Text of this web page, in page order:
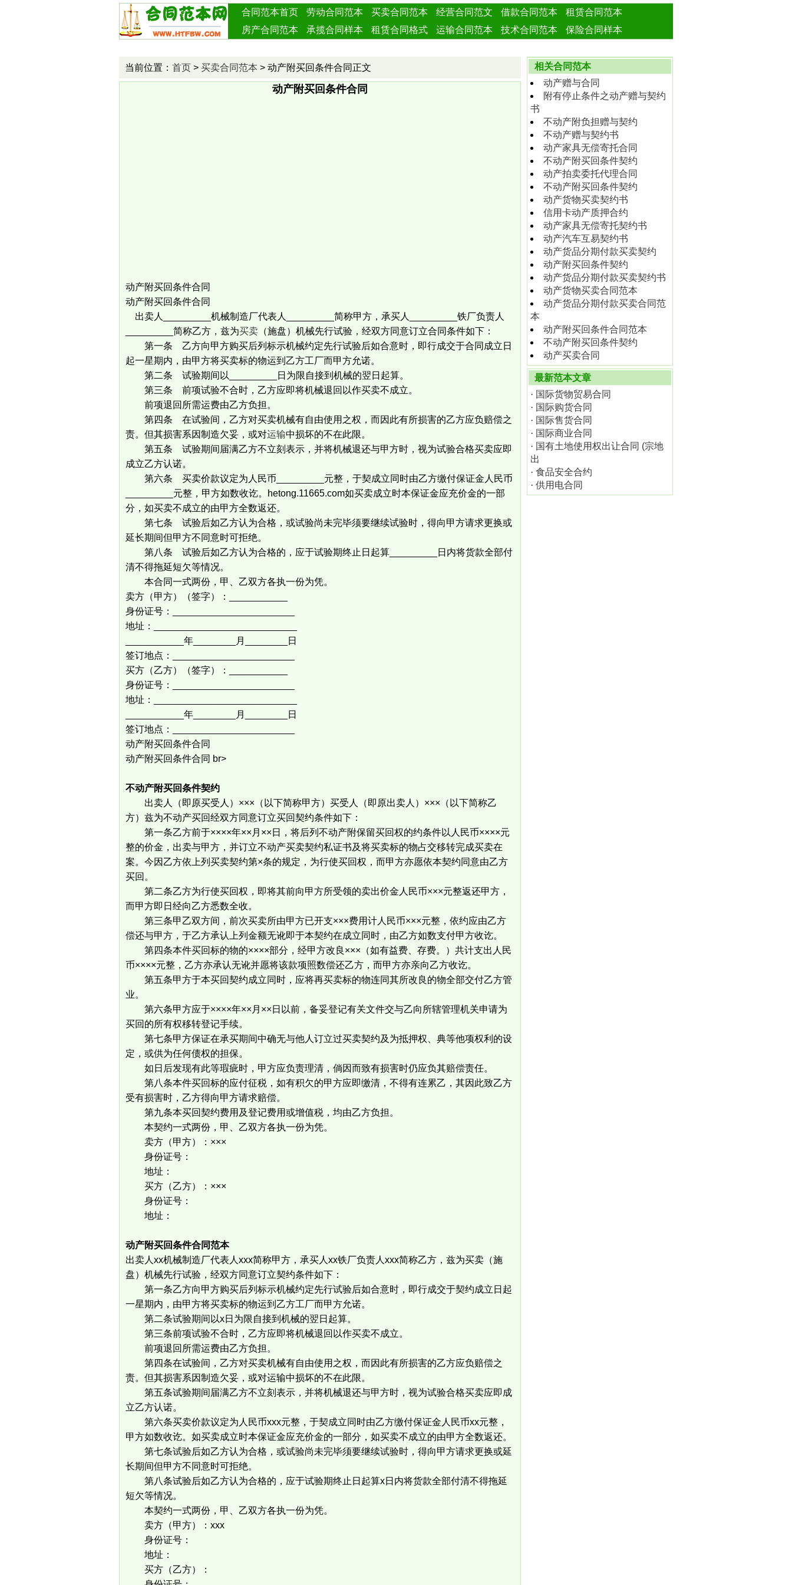
合同范本首页 劳动合同范本 买卖合同范本 经营合同范文 借款合同范本
租赁合同范本
房产合同范本
承揽合同样本 租赁合同格式 运输合同范本 技术合同范本
保险合同样本
当前位置： 首页 > 买卖合同范本 > 动产附买回条件合同正文
动产附买回条件合同
动产附买回条件合同
动产附买回条件合同
出卖人_________机械制造厂代表人_________简称甲方，承买人_________铁厂负责人
_________简称乙方，兹为买卖 （施盘）机械先行试验，经双方同意订立合同条件如下：
第一条 乙方向甲方购买后列标示机械约定先行试验后如合意时，即行成交于合同成立日
起一星期内，由甲方将买卖标的物运到乙方工厂而甲方允诺。
第二条 试验期间以_________日为限自接到机械的翌日起算。
第三条 前项试验不合时，乙方应即将机械退回以作买卖不成立。
前项退回所需运费由乙方负担。
第四条 在试验间，乙方对买卖机械有自由使用之权，而因此有所损害的乙方应负赔偿之
责。但其损害系因制造欠妥，或对运输中损坏的不在此限。
第五条 试验期间届满乙方不立刻表示，并将机械退还与甲方时，视为试验合格买卖应即
成立乙方认诺。
第六条 买卖价款议定为人民币_________元整，于契成立同时由乙方缴付保证金人民币
_________元整，甲方如数收讫。hetong.11665.com如买卖成立时本保证金应充价金的一部
分，如买卖不成立的由甲方全数返还。
第七条 试验后如乙方认为合格，或试验尚未完毕须要继续试验时，得向甲方请求更换或
延长期间但甲方不同意时可拒绝。
第八条 试验后如乙方认为合格的，应于试验期终止日起算_________日内将货款全部付
清不得拖延短欠等情况。
本合同一式两份，甲、乙双方各执一份为凭。
卖方（甲方）（签字）：___________
身份证号：_______________________
地址：___________________________
___________年________月________日
签订地点：_______________________
买方（乙方）（签字）：___________
身份证号：_______________________
地址：___________________________
___________年________月________日
签订地点：_______________________
动产附买回条件合同
动产附买回条件合同 br>
不动产附买回条件契约
出卖人（即原买受人）×××（以下简称甲方）买受人（即原出卖人）×××（以下简称乙
方）兹为不动产买回经双方同意订立买回契约条件如下：
第一条乙方前于××××年××月××日，将后列不动产附保留买回权的约条件以人民币××××元
整的价金，出卖与甲方，并订立不动产买卖契约私证书及将买卖标的物占交移转完成买卖在
案。今因乙方依上列买卖契约第×条的规定，为行使买回权，而甲方亦愿依本契约同意由乙方
买回。
第二条乙方为行使买回权，即将其前向甲方所受领的卖出价金人民币×××元整返还甲方，
而甲方即日经向乙方悉数全收。
第三条甲乙双方间，前次买卖所由甲方已开支×××费用计人民币×××元整，依约应由乙方
偿还与甲方，于乙方承认上列金额无讹即于本契约在成立同时，由乙方如数支付甲方收讫。
第四条本件买回标的物的××××部分，经甲方改良×××（如有益费、存费。）共计支出人民
币××××元整，乙方亦承认无讹并愿将该款项照数偿还乙方，而甲方亦亲向乙方收讫。
第五条甲方于本买回契约成立同时，应将再买卖标的物连同其所改良的物全部交付乙方管
业。
第六条甲方应于××××年××月××日以前，备妥登记有关文件交与乙向所辖管理机关申请为
买回的所有权移转登记手续。
第七条甲方保证在承买期间中确无与他人订立过买卖契约及为抵押权、典等他项权利的设
定，或供为任何债权的担保。
如日后发现有此等瑕疵时，甲方应负责理清，倘因而致有损害时仍应负其赔偿责任。
第八条本件买回标的应付征税，如有积欠的甲方应即缴清，不得有连累乙，其因此致乙方
受有损害时，乙方得向甲方请求赔偿。
第九条本买回契约费用及登记费用或增值税，均由乙方负担。
本契约一式两份，甲、乙双方各执一份为凭。
卖方（甲方）：×××
身份证号：
地址：
买方（乙方）：×××
身份证号：
地址：
动产附买回条件合同范本
出卖人xx机械制造厂代表人xxx简称甲方，承买人xx铁厂负责人xxx简称乙方，兹为买卖（施
盘）机械先行试验，经双方同意订立契约条件如下：
第一条乙方向甲方购买后列标示机械约定先行试验后如合意时，即行成交于契约成立日起
一星期内，由甲方将买卖标的物运到乙方工厂而甲方允诺。
第二条试验期间以x日为限自接到机械的翌日起算。
第三条前项试验不合时，乙方应即将机械退回以作买卖不成立。
前项退回所需运费由乙方负担。
第四条在试验间，乙方对买卖机械有自由使用之权，而因此有所损害的乙方应负赔偿之
责。但其损害系因制造欠妥，或对运输中损坏的不在此限。
第五条试验期间届满乙方不立刻表示，并将机械退还与甲方时，视为试验合格买卖应即成
立乙方认诺。
第六条买卖价款议定为人民币xxx元整，于契成立同时由乙方缴付保证金人民币xx元整，
甲方如数收讫。如买卖成立时本保证金应充价金的一部分，如买卖不成立的由甲方全数返还。
第七条试验后如乙方认为合格，或试验尚未完毕须要继续试验时，得向甲方请求更换或延
长期间但甲方不同意时可拒绝。
第八条试验后如乙方认为合格的，应于试验期终止日起算x日内将货款全部付清不得拖延
短欠等情况。
本契约一式两份，甲、乙双方各执一份为凭。
卖方（甲方）：xxx
身份证号：
地址：
买方（乙方）：
相关合同范本
动产赠与合同
附有停止条件之动产赠与契约
书
不动产附负担赠与契约
不动产赠与契约书
动产家具无偿寄托合同
不动产附买回条件契约
动产拍卖委托代理合同
不动产附买回条件契约
动产货物买卖契约书
信用卡动产质押合约
动产家具无偿寄托契约书
动产汽车互易契约书
动产货品分期付款买卖契约
动产附买回条件契约
动产货品分期付款买卖契约书
动产货物买卖合同范本
动产货品分期付款买卖合同范
本
动产附买回条件合同范本
不动产附买回条件契约
动产买卖合同
最新范本文章
· 国际货物贸易合同
· 国际购货合同
· 国际售货合同
· 国际商业合同
· 国有土地使用权出让合同 (宗地
出
· 食品安全合约
· 供用电合同